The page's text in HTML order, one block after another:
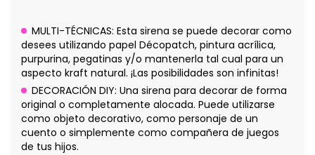
MULTI-TÉCNICAS: Esta sirena se puede decorar como
desees utilizando papel Décopatch, pintura acrílica,
purpurina, pegatinas y/o mantenerla tal cual para un
aspecto kraft natural. ¡Las posibilidades son infinitas!
DECORACIÓN DIY: Una sirena para decorar de forma
original o completamente alocada. Puede utilizarse
como objeto decorativo, como personaje de un
cuento o simplemente como compañera de juegos
de tus hijos.